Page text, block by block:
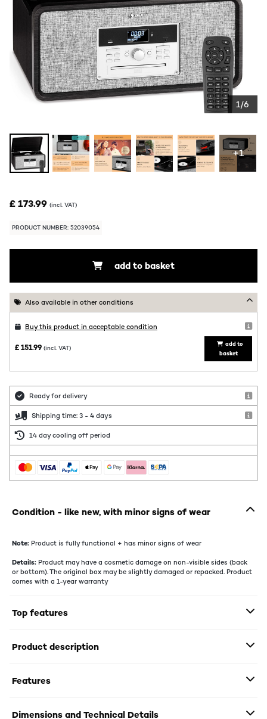
1/6
+1
£ 173.99 (incl. VAT)
PRODUCT NUMBER: 52039054
add to basket
Also available in other conditions
Buy this product in acceptable condition
£ 151.99 (incl. VAT)
add to
basket
Ready for delivery
Shipping time: 3 - 4 days
14 day cooling off period
Condition - like new, with minor signs of wear
Note: Product is fully functional + has minor signs of wear
Details: Product may have a cosmetic damage on non-visible sides (back
or bottom). The original box may be slightly damaged or repacked. Product
comes with a 1-year warranty
Top features
Product description
Features
Dimensions and Technical Details